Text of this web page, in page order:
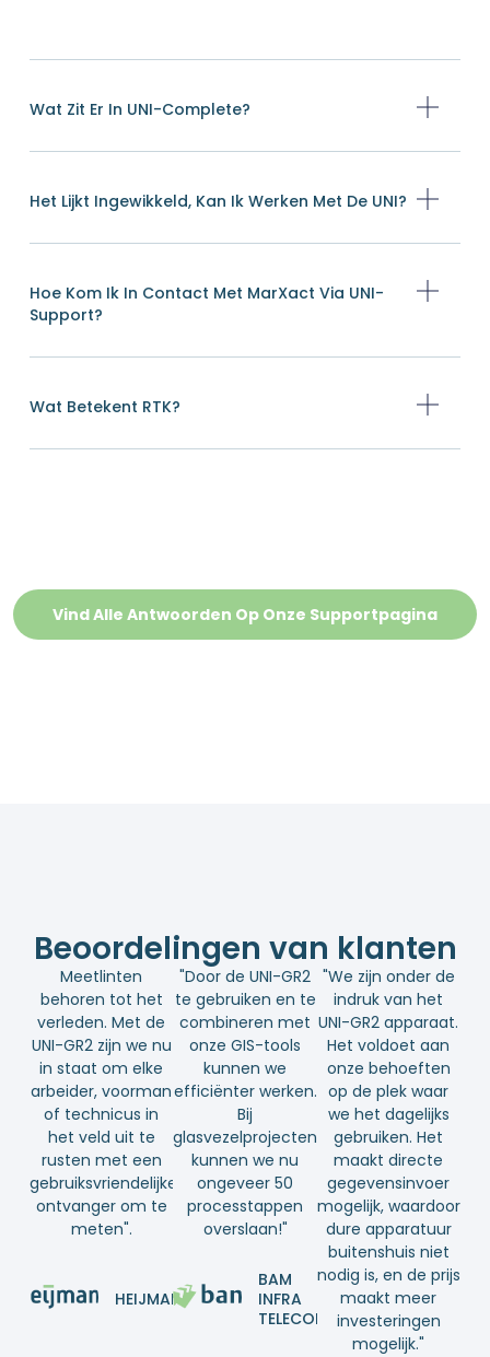
Wat Zit Er In UNI-Complete?
Het Lijkt Ingewikkeld, Kan Ik Werken Met De UNI?
Hoe Kom Ik In Contact Met MarXact Via UNI-
Support?
Wat Betekent RTK?
Vind Alle Antwoorden Op Onze Supportpagina
Beoordelingen van klanten
Meetlinten
behoren tot het
verleden. Met de
UNI-GR2 zijn we nu
in staat om elke
arbeider, voorman
of technicus in
het veld uit te
rusten met een
gebruiksvriendelijke
ontvanger om te
meten".
HEIJMANS
"Door de UNI-GR2
te gebruiken en te
combineren met
onze GIS-tools
kunnen we
efficiënter werken.
Bij
glasvezelprojecten
kunnen we nu
ongeveer 50
processtappen
overslaan!"
BAM
INFRA
TELECOM
"We zijn onder de
indruk van het
UNI-GR2 apparaat.
Het voldoet aan
onze behoeften
op de plek waar
we het dagelijks
gebruiken. Het
maakt directe
gegevensinvoer
mogelijk, waardoor
dure apparatuur
buitenshuis niet
nodig is, en de prijs
maakt meer
investeringen
mogelijk."